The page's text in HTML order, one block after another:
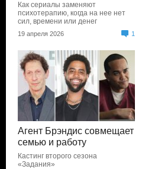
Как сериалы заменяют
психотерапию, когда на нее нет
сил, времени или денег
19 апреля 2026 1
Агент Брэндис совмещает
семью и работу
Кастинг второго сезона
«Задания»